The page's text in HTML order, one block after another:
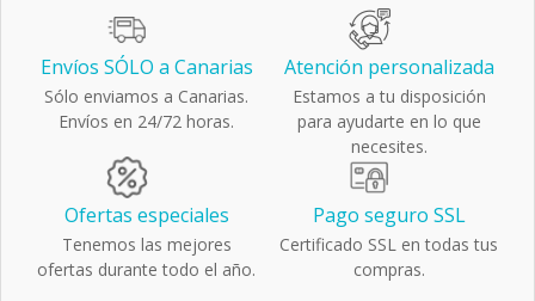
Envíos SÓLO a Canarias
Sólo enviamos a Canarias.
Envíos en 24/72 horas.
Atención personalizada
Estamos a tu disposición
para ayudarte en lo que
necesites.
Ofertas especiales
Tenemos las mejores
ofertas durante todo el año.
Pago seguro SSL
Certificado SSL en todas tus
compras.